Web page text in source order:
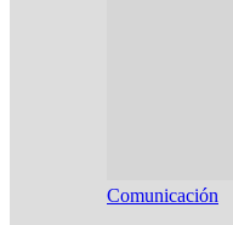
Comunicación